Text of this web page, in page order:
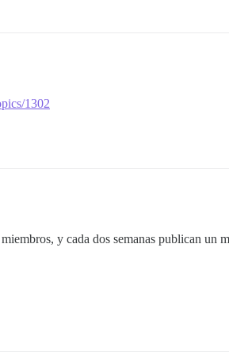
1302
y cada dos semanas publican un